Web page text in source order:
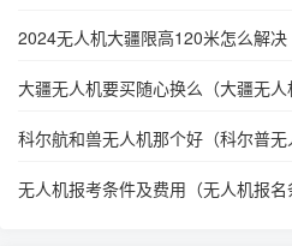
2024无人机大疆限高120米怎么解决
大疆无人机要买随心换么（大疆无人
科尔航和兽无人机那个好（科尔普无
无人机报考条件及费用（无人机报名